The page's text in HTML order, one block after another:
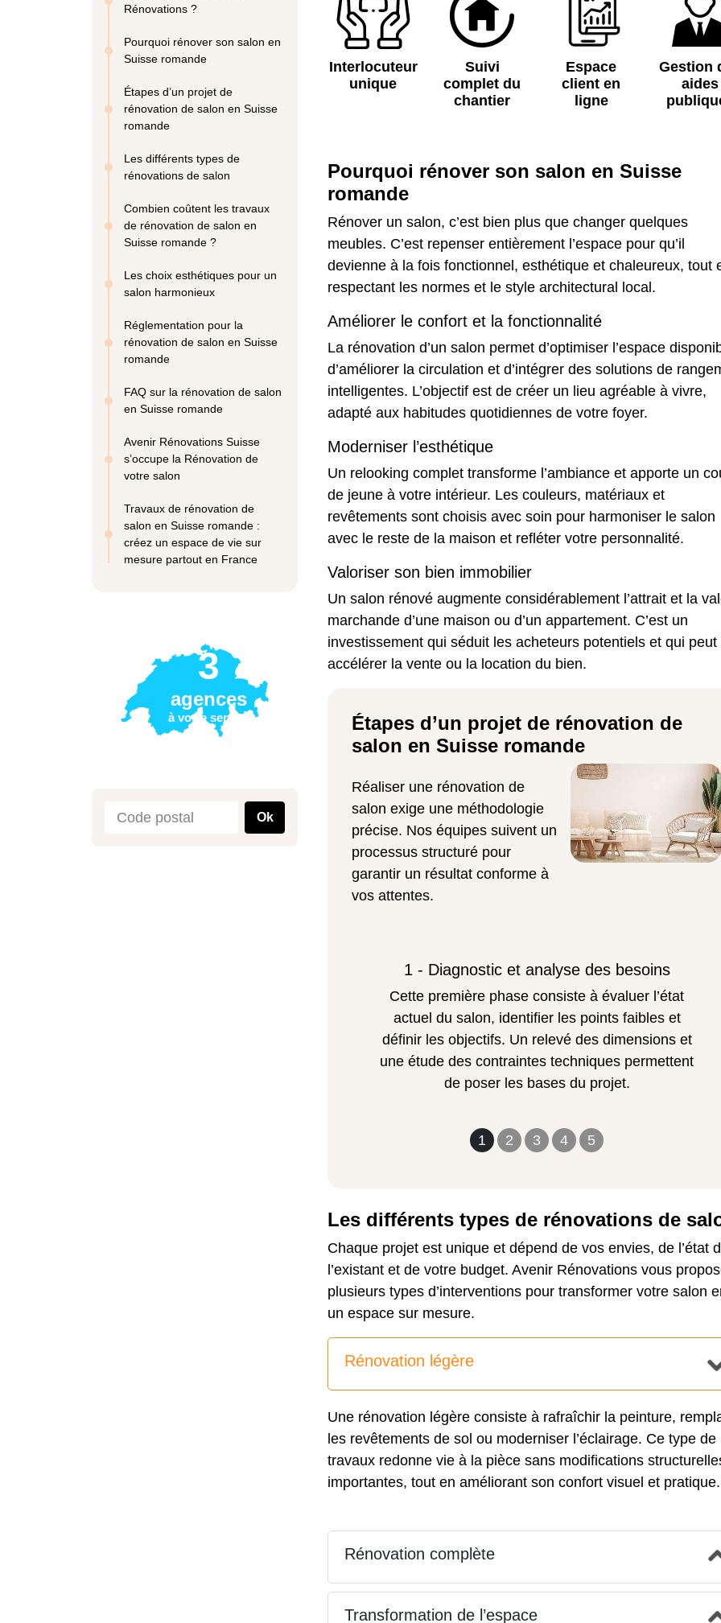
Rénovations ?
Pourquoi rénover son salon en
Suisse romande
Étapes d’un projet de
rénovation de salon en Suisse
romande
Les différents types de
rénovations de salon
Combien coûtent les travaux
de rénovation de salon en
Suisse romande ?
Les choix esthétiques pour un
salon harmonieux
Réglementation pour la
rénovation de salon en Suisse
romande
FAQ sur la rénovation de salon
en Suisse romande
Avenir Rénovations Suisse
s’occupe la Rénovation de
votre salon
Travaux de rénovation de
salon en Suisse romande :
créez un espace de vie sur
mesure partout en France
3
agences
à votre service
Ok
Interlocuteur
unique
Suivi
complet du
chantier
Espace
client en
ligne
Gestion
aides
Pourquoi rénover son salon en Suisse
romande
Rénover un salon, c’est bien plus que changer quelques
meubles. C’est repenser entièrement l’espace pour qu’il
devienne à la fois fonctionnel, esthétique et chaleureux, tout
respectant les normes et le style architectural local.
Améliorer le confort et la fonctionnalité
La rénovation d’un salon permet d’optimiser l’espace
d’améliorer la circulation et d’intégrer des solutions de
intelligentes. L’objectif est de créer un lieu agréable à vivre,
adapté aux habitudes quotidiennes de votre foyer.
Moderniser l’esthétique
Un relooking complet transforme l’ambiance et apporte un
de jeune à votre intérieur. Les couleurs, matériaux et
revêtements sont choisis avec soin pour harmoniser le salon
avec le reste de la maison et refléter votre personnalité.
Valoriser son bien immobilier
Un salon rénové augmente considérablement l’attrait et la
marchande d’une maison ou d’un appartement. C’est un
investissement qui séduit les acheteurs potentiels et qui peut
accélérer la vente ou la location du bien.
Étapes d’un projet de rénovation de
salon en Suisse romande
Réaliser une rénovation de
salon exige une méthodologie
précise. Nos équipes suivent un
processus structuré pour
garantir un résultat conforme à
vos attentes.
1 2 3 4 5
1 - Diagnostic et analyse des besoins
Cette première phase consiste à évaluer l’état
actuel du salon, identifier les points faibles et
définir les objectifs. Un relevé des dimensions et
une étude des contraintes techniques permettent
de poser les bases du projet.
Les différents types de rénovations de
Chaque projet est unique et dépend de vos envies, de l’état
l’existant et de votre budget. Avenir Rénovations vous
plusieurs types d’interventions pour transformer votre salon
un espace sur mesure.
Rénovation légère
Une rénovation légère consiste à rafraîchir la peinture,
les revêtements de sol ou moderniser l’éclairage. Ce type de
travaux redonne vie à la pièce sans modifications
importantes, tout en améliorant son confort visuel et pratique.
Rénovation complète
Transformation de l’espace